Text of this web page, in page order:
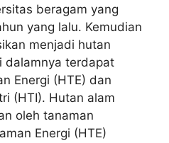
beragam yang
yang lalu. Kemudian
menjadi hutan
dalamnya terdapat
Energi (HTE) dan
(HTI). Hutan alam
oleh tanaman
Energi (HTE)